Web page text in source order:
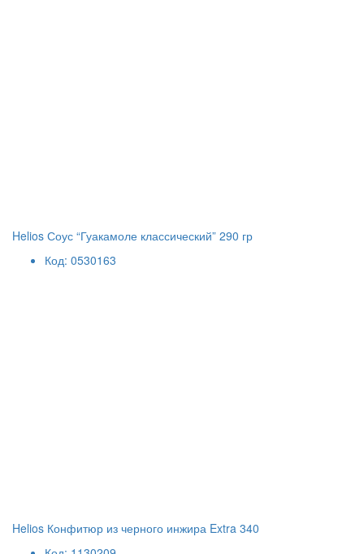
Helios Соус “Гуакамоле классический” 290 гр
Код: 0530163
Helios Конфитюр из черного инжира Extra 340